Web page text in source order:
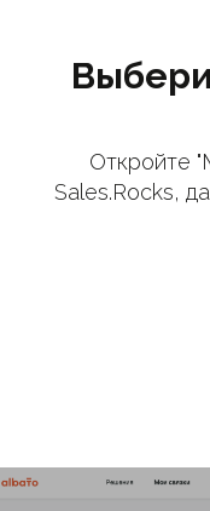
Откройте
Sales.Rocks,